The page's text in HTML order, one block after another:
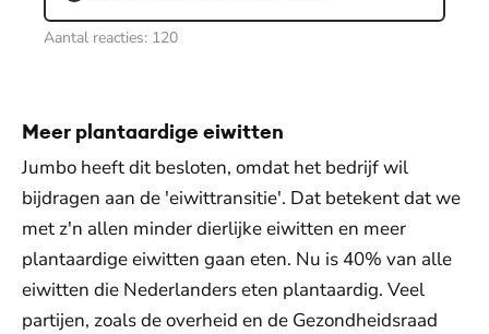
Aantal reacties: 120
Meer plantaardige eiwitten
Jumbo heeft dit besloten, omdat het bedrijf wil
bijdragen aan de 'eiwittransitie'. Dat betekent dat we
met z'n allen minder dierlijke eiwitten en meer
plantaardige eiwitten gaan eten. Nu is 40% van alle
eiwitten die Nederlanders eten plantaardig. Veel
partijen, zoals de overheid en de Gezondheidsraad